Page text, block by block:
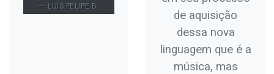
LUIS FELIPE B.
de aquisição
dessa nova
linguagem que é a
música, mas